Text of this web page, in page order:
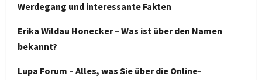
Werdegang und interessante Fakten
Erika Wildau Honecker – Was ist über den Namen
bekannt?
Lupa Forum – Alles, was Sie über die Online-